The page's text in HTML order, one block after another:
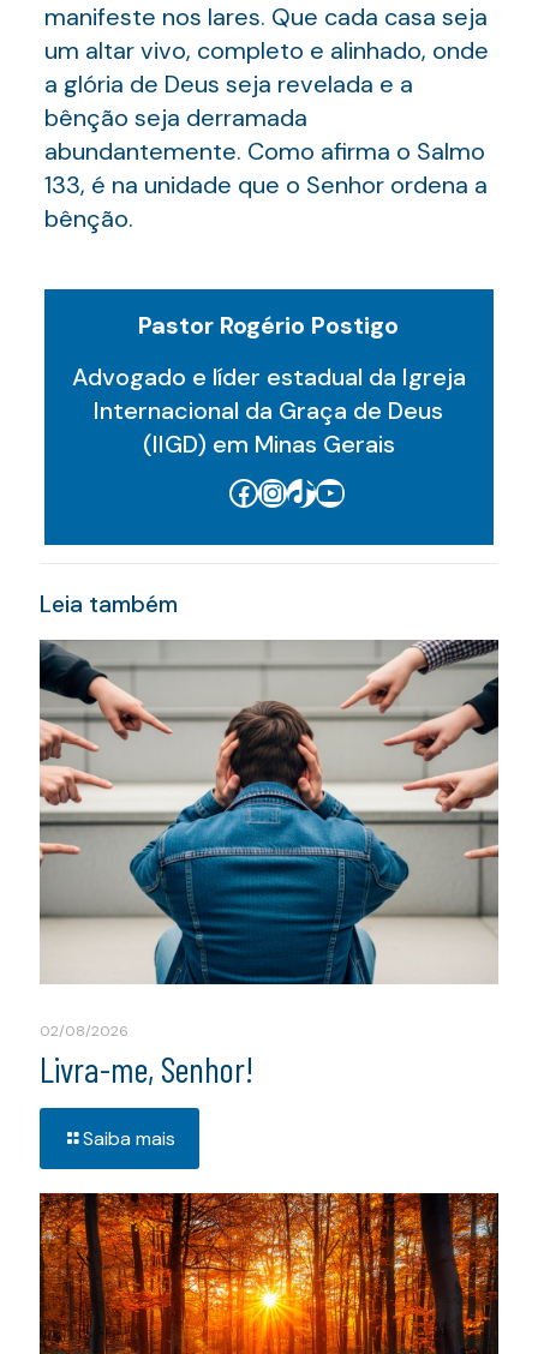
manifeste nos lares. Que cada casa seja
um altar vivo, completo e alinhado, onde
a glória de Deus seja revelada e a
bênção seja derramada
abundantemente. Como afirma o Salmo
133, é na unidade que o Senhor ordena a
bênção.
Pastor Rogério Postigo
Advogado e líder estadual da Igreja
Internacional da Graça de Deus
(IIGD) em Minas Gerais
Facebook
Instagram
TikTok
Youtube
Leia também
02/08/2026
Livra-me, Senhor!
Saiba mais